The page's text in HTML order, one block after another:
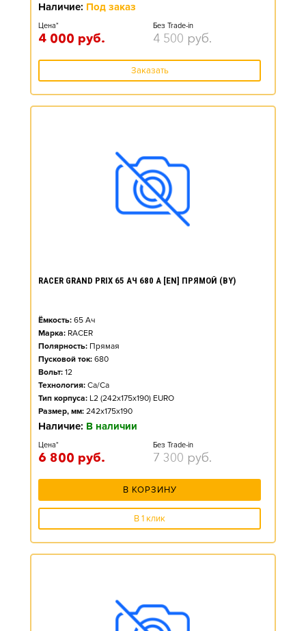
Наличие: Под заказ
Цена*
4 000 руб.
Без Trade-in
4 500 руб.
Заказать
RACER GRAND PRIX 65 АЧ 680 А [EN] ПРЯМОЙ (BY)
Ёмкость: 65 Ач
Марка: RACER
Полярность: Прямая
Пусковой ток: 680
Вольт: 12
Технология: Ca/Ca
Тип корпуса: L2 (242x175x190) EURO
Размер, мм: 242x175x190
Наличие: В наличии
Цена*
6 800 руб.
Без Trade-in
7 300 руб.
В КОРЗИНУ
В 1 клик